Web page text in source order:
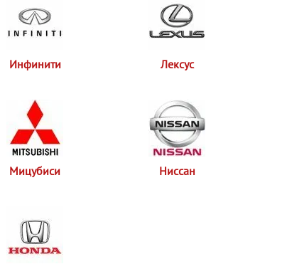
Инфинити Лексус
Мицубиси Ниссан